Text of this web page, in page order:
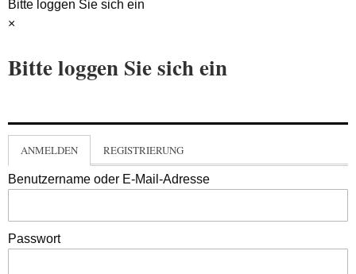
Bitte loggen Sie sich ein
×
Bitte loggen Sie sich ein
ANMELDEN REGISTRIERUNG
Benutzername oder E-Mail-Adresse
Passwort